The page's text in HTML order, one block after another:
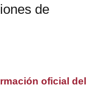
de
oficial del